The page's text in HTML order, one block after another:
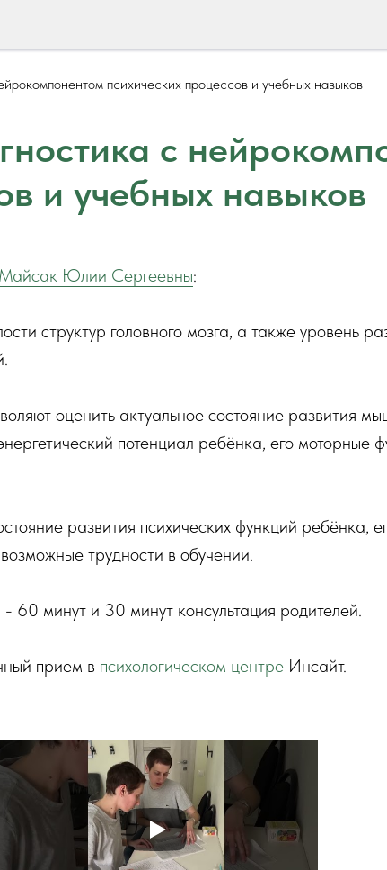
психических процессов и учебных навыков
с
и учебных навыков
Майсак Юлии Сергеевны:
структур головного мозга, а также уровень
оценить актуальное состояние развития
потенциал ребёнка, его моторные
развития психических функций ребёнка,
трудности в обучении.
60 минут и 30 минут консультация родителей.
прием в психологическом центре Инсайт.